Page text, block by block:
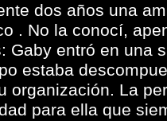
dos años una
. No la conocí,
Gaby entró en una
estaba
organización. La
para ella que